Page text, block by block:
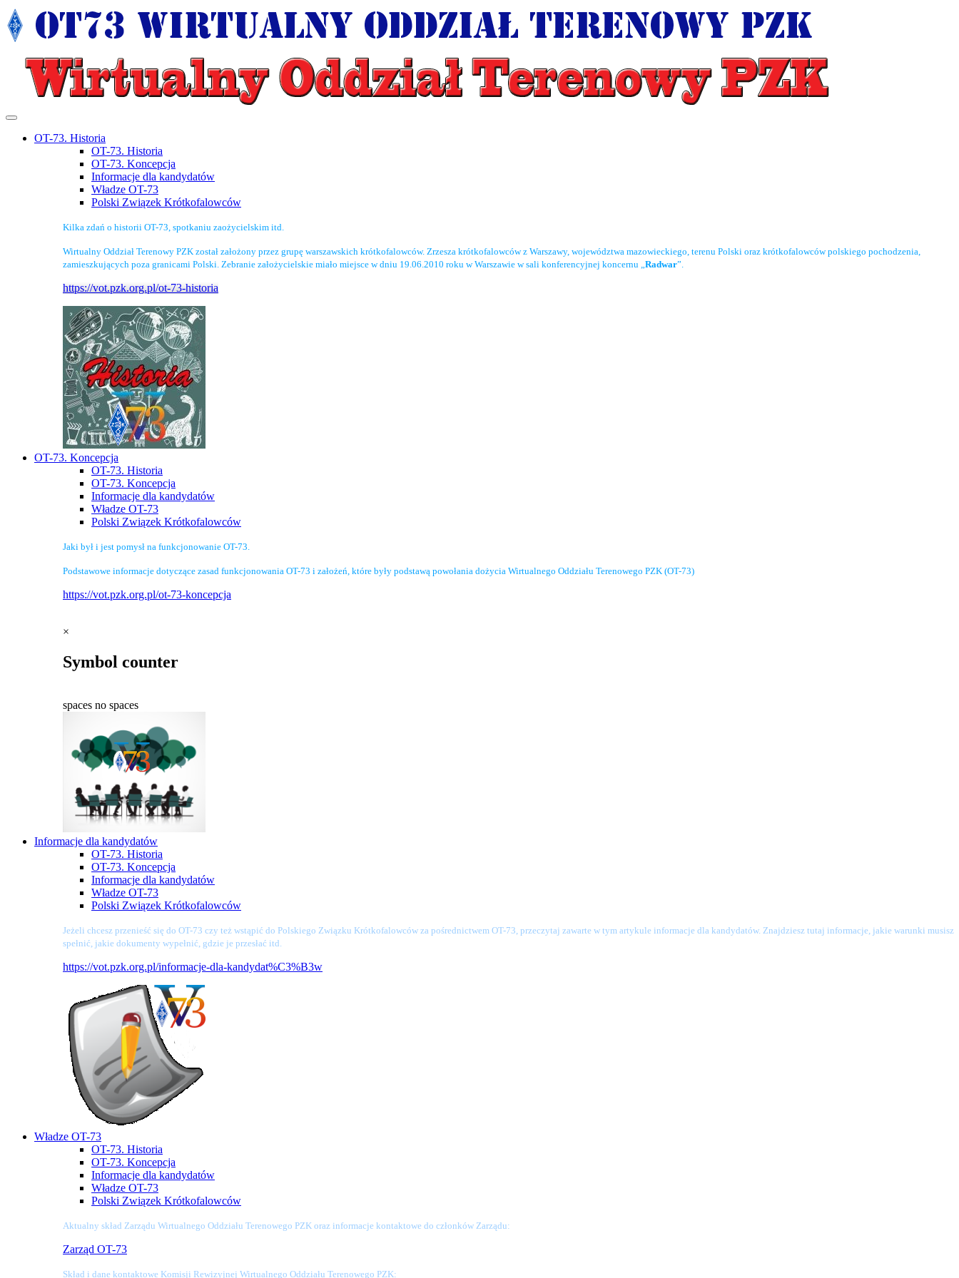
OT-73. Historia
OT-73. Historia
OT-73. Koncepcja
Informacje dla kandydatów
Władze OT-73
Polski Związek Krótkofalowców
Kilka zdań o historii OT-73, spotkaniu zaożycielskim itd.
Wirtualny Oddział Terenowy PZK został założony przez grupę warszawskich krótkofalowców. Zrzesza krótkofalowców z Warszawy, województwa mazowieckiego, terenu Polski oraz krótkofalowców polskiego pochodzenia,
zamieszkujących poza granicami Polski. Zebranie założycielskie miało miejsce w dniu 19.06.2010 roku w Warszawie w sali konferencyjnej koncernu „Radwar”.
https://vot.pzk.org.pl/ot-73-historia
OT-73. Koncepcja
OT-73. Historia
OT-73. Koncepcja
Informacje dla kandydatów
Władze OT-73
Polski Związek Krótkofalowców
Jaki był i jest pomysł na funkcjonowanie OT-73.
Podstawowe informacje dotyczące zasad funkcjonowania OT-73 i założeń, które były podstawą powołania dożycia Wirtualnego Oddziału Terenowego PZK (OT-73)
https://vot.pzk.org.pl/ot-73-koncepcja
×
Symbol counter
spaces no spaces
Informacje dla kandydatów
OT-73. Historia
OT-73. Koncepcja
Informacje dla kandydatów
Władze OT-73
Polski Związek Krótkofalowców
Jeżeli chcesz przenieść się do OT-73 czy też wstąpić do Polskiego Związku Krótkofalowców za pośrednictwem OT-73, przeczytaj zawarte w tym artykule informacje dla kandydatów. Znajdziesz tutaj informacje, jakie warunki musisz
spełnić, jakie dokumenty wypełnić, gdzie je przesłać itd.
https://vot.pzk.org.pl/informacje-dla-kandydat%C3%B3w
Władze OT-73
OT-73. Historia
OT-73. Koncepcja
Informacje dla kandydatów
Władze OT-73
Polski Związek Krótkofalowców
Aktualny skład Zarządu Wirtualnego Oddziału Terenowego PZK oraz informacje kontaktowe do członków Zarządu:
Zarząd OT-73
Skład i dane kontaktowe Komisji Rewizyjnej Wirtualnego Oddziału Terenowego PZK: